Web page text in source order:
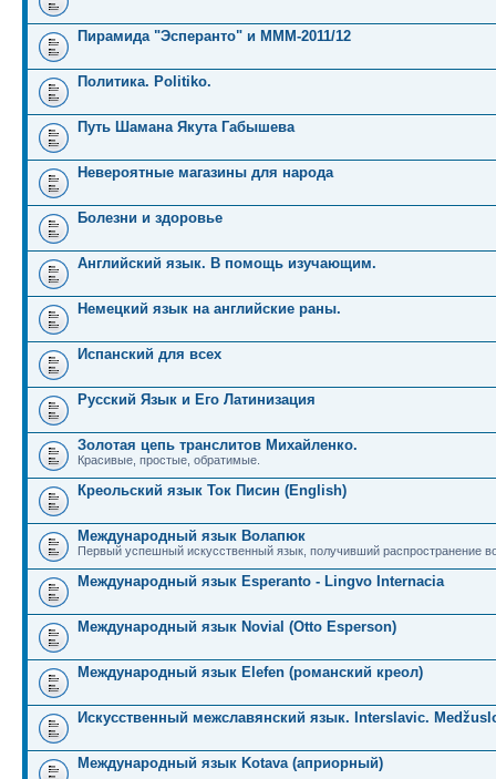
Пирамида "Эсперанто" и MMM-2011/12
Политика. Politiko.
Путь Шамана Якута Габышева
Невероятные магазины для народа
Болезни и здоровье
Английский язык. В помощь изучающим.
Немецкий язык на английские раны.
Испанский для всех
Русский Язык и Его Латинизация
Золотая цепь транслитов Михайленко.
Красивые, простые, обратимые.
Креольский язык Ток Писин (English)
Международный язык Волапюк
Первый успешный искусственный язык, получивший распространение
Международный язык Esperanto - Lingvo Internacia
Международный язык Novial (Otto Esperson)
Международный язык Elefen (романский креол)
Искусственный межславянский язык. Interslavic.
Международный язык Kotava (априорный)